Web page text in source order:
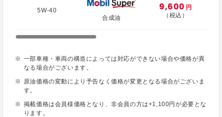
5W-40
合成油
9,600 円
（税込）
一部車種・車両の構造によっては対応ができない場合や価格が異
なる場合がございます。
原油価格の変動により予告なく価格が変更となる場合がございま
す。
掲載価格は会員様価格となり、非会員の方は+1,100円が必要とな
ります。